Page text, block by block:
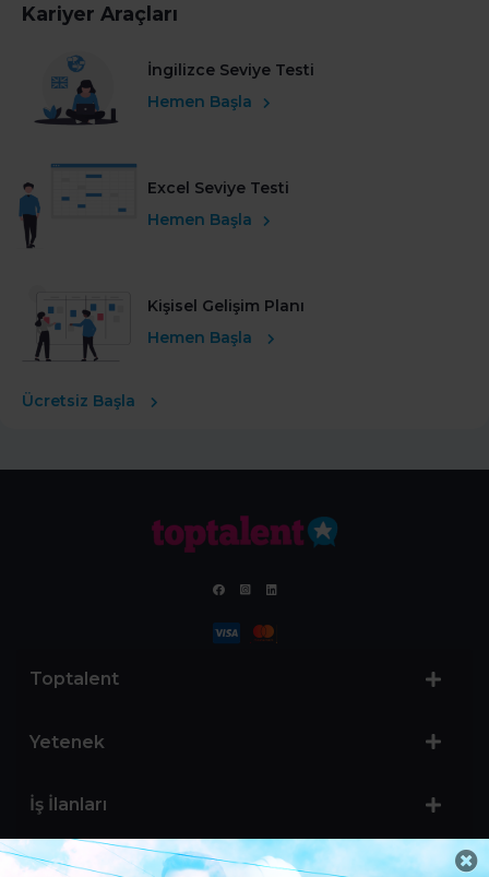
Kariyer Araçları
İngilizce Seviye Testi
Hemen Başla
Excel Seviye Testi
Hemen Başla
Kişisel Gelişim Planı
Hemen Başla
Ücretsiz Başla
Toptalent
Yetenek
İş İlanları
Sertifika Programları